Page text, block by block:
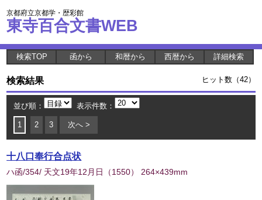
京都府立京都学・歴彩館
東寺百合文書WEB
検索TOP 函から 和暦から 西暦から 詳細検索
検索結果 ヒット数（42）
並び順： 表示件数：
1 2 3 次へ >
十八口奉行合点状
ハ函/354/ 天文19年12月日 （1550） 264×439mm